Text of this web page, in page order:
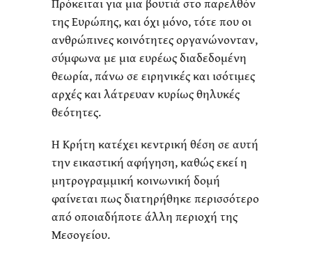
της Ευρώπης, και όχι μόνo, τότε που οι
ανθρώπινες κοινότητες οργανώνονταν,
σύμφωνα με μια ευρέως διαδεδομένη
θεωρία, πάνω σε ειρηνικές και ισότιμες
αρχές και λάτρευαν κυρίως θηλυκές
θεότητες.
Η Κρήτη κατέχει κεντρική θέση σε αυτή
την εικαστική αφήγηση, καθώς εκεί η
μητρογραμμική κοινωνική δομή
φαίνεται πως διατηρήθηκε περισσότερο
από οποιαδήποτε άλλη περιοχή της
Μεσογείου.